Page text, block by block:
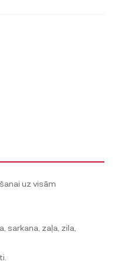
uz visām
sarkana, zaļa, zila,